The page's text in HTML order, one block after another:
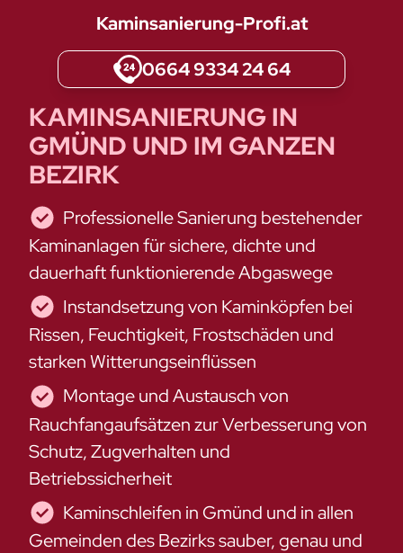
Kaminsanierung-Profi.at
0664 9334 24 64
KAMINSANIERUNG IN
GMÜND UND IM GANZEN
BEZIRK
Professionelle Sanierung bestehender
Kaminanlagen für sichere, dichte und
dauerhaft funktionierende Abgaswege
Instandsetzung von Kaminköpfen bei
Rissen, Feuchtigkeit, Frostschäden und
starken Witterungseinflüssen
Montage und Austausch von
Rauchfangaufsätzen zur Verbesserung von
Schutz, Zugverhalten und
Betriebssicherheit
Kaminschleifen in Gmünd und in allen
Gemeinden des Bezirks sauber, genau und